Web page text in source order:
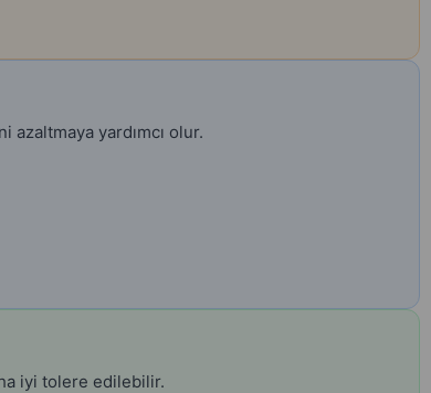
azaltmaya yardımcı olur.
iyi tolere edilebilir.